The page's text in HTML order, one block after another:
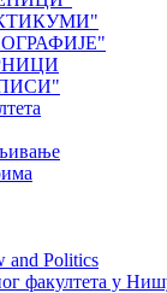
and Politics
факултета у